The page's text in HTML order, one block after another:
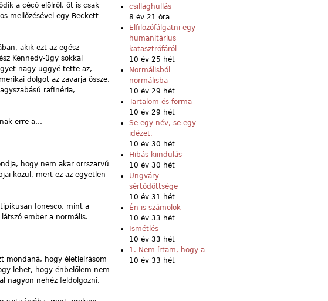
a cécó elölről, őt is csak
mellőzésével egy Beckett-
akik ezt az egész
Kennedy-ügy sokkal
nagy üggyé tette az,
dolgot az zavarja össze,
rafinéria,
erre a…
hogy nem akar orrszarvú
közül, mert ez az egyetlen
Ionesco, mint a
ember a normális.
mondaná, hogy életleírásom
lehet, hogy énbelőlem nem
nagyon nehéz feldolgozni.
csillaghullás
8 év 21 óra
Elfilozófálgatni egy
humanitárius
katasztrófáról
10 év 25 hét
Normálisból
normálisba
10 év 29 hét
Tartalom és forma
10 év 29 hét
Se egy név, se egy
idézet,
10 év 30 hét
Hibás kiindulás
10 év 30 hét
Ungváry
sértődöttsége
10 év 31 hét
Én is számolok
10 év 33 hét
Ismétlés
10 év 33 hét
1. Nem írtam, hogy a
10 év 33 hét